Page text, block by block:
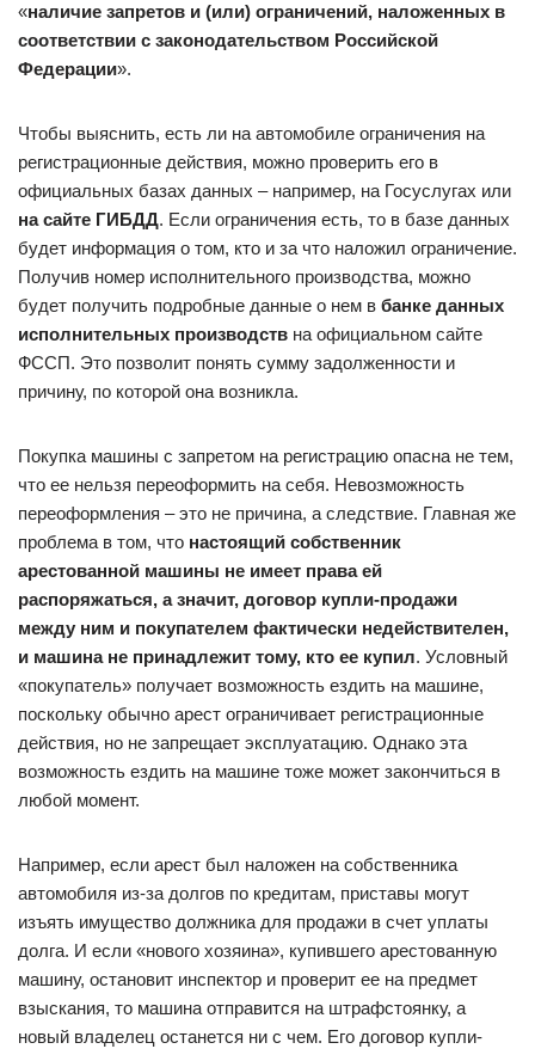
«наличие запретов и (или) ограничений, наложенных в
соответствии с законодательством Российской
Федерации».
Чтобы выяснить, есть ли на автомобиле ограничения на
регистрационные действия, можно проверить его в
официальных базах данных – например, на Госуслугах или
на сайте ГИБДД. Если ограничения есть, то в базе данных
будет информация о том, кто и за что наложил ограничение.
Получив номер исполнительного производства, можно
будет получить подробные данные о нем в банке данных
исполнительных производств на официальном сайте
ФССП. Это позволит понять сумму задолженности и
причину, по которой она возникла.
Покупка машины с запретом на регистрацию опасна не тем,
что ее нельзя переоформить на себя. Невозможность
переоформления – это не причина, а следствие. Главная же
проблема в том, что настоящий собственник
арестованной машины не имеет права ей
распоряжаться, а значит, договор купли-продажи
между ним и покупателем фактически недействителен,
и машина не принадлежит тому, кто ее купил. Условный
«покупатель» получает возможность ездить на машине,
поскольку обычно арест ограничивает регистрационные
действия, но не запрещает эксплуатацию. Однако эта
возможность ездить на машине тоже может закончиться в
любой момент.
Например, если арест был наложен на собственника
автомобиля из-за долгов по кредитам, приставы могут
изъять имущество должника для продажи в счет уплаты
долга. И если «нового хозяина», купившего арестованную
машину, остановит инспектор и проверит ее на предмет
взыскания, то машина отправится на штрафстоянку, а
новый владелец останется ни с чем. Его договор купли-